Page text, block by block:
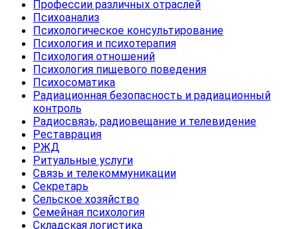
Профессии различных отраслей
Психоанализ
Психологическое консультирование
Психология и психотерапия
Психология отношений
Психология пищевого поведения
Психосоматика
Радиационная безопасность и радиационный
контроль
Радиосвязь, радиовещание и телевидение
Реставрация
РЖД
Ритуальные услуги
Связь и телекоммуникации
Секретарь
Сельское хозяйство
Семейная психология
Складская логистика